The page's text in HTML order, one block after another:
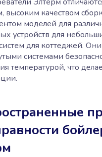
высоким качеством
моделей для
устройств для
для коттеджей.
системами
температурой, что